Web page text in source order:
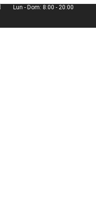
Lun - Dom: 8:00 - 20:00